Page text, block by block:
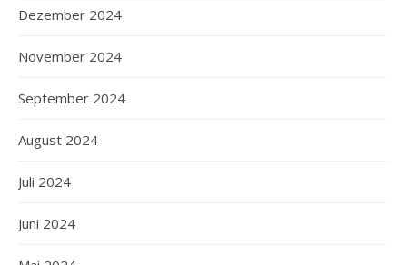
Dezember 2024
November 2024
September 2024
August 2024
Juli 2024
Juni 2024